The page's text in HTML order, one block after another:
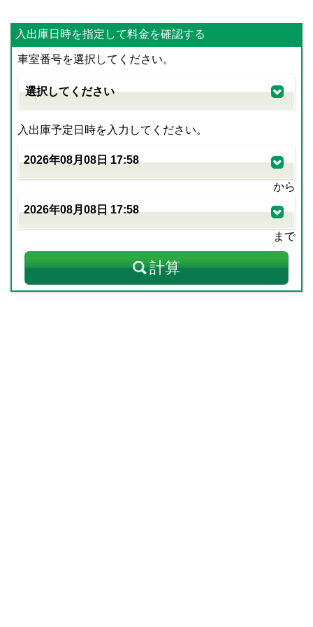
入出庫日時を指定して料金を確認する
車室番号を選択してください。
入出庫予定日時を入力してください。
から
まで
計算